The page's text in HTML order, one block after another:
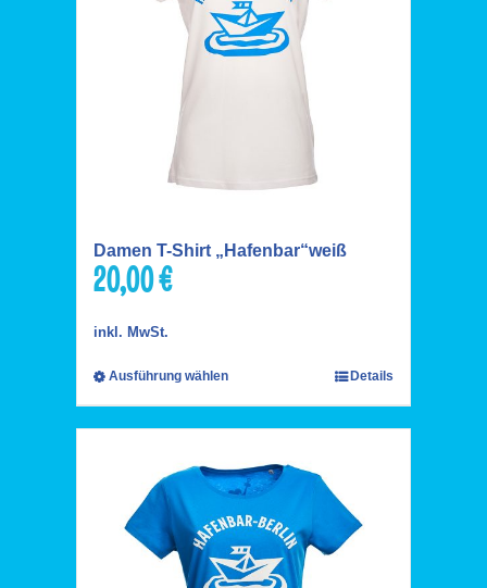
Damen T-Shirt „Hafenbar“weiß
20,00€
inkl. MwSt.
Ausführung wählen Details